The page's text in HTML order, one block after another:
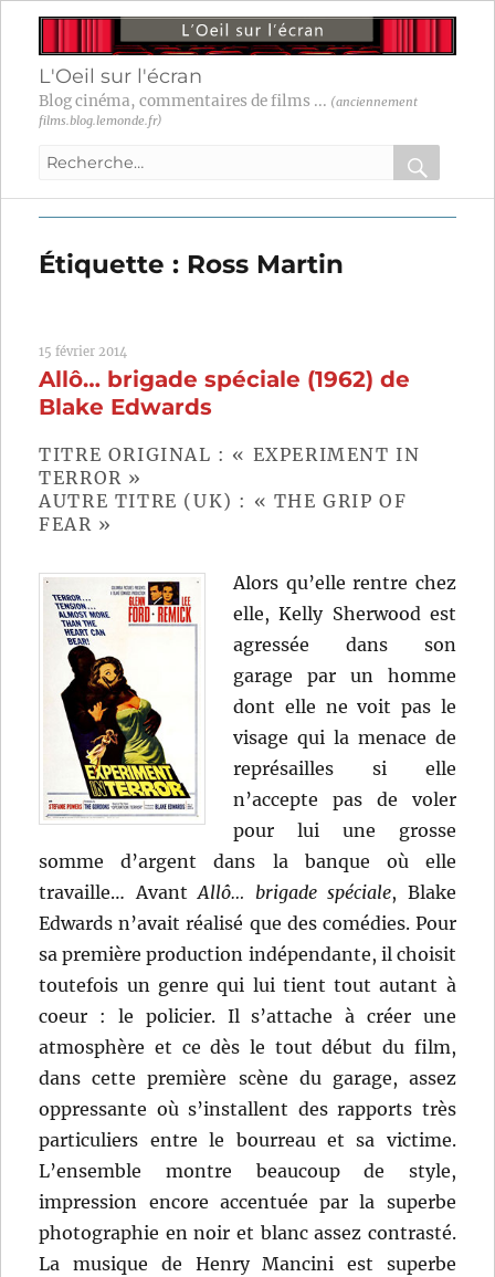
L'Oeil sur l'écran
Blog cinéma, commentaires de films ... (anciennement
films.blog.lemonde.fr)
Recherche
:
OK
Étiquette : Ross Martin
15 février 2014
Allô… brigade spéciale (1962) de
Blake Edwards
TITRE ORIGINAL : « EXPERIMENT IN
TERROR »
AUTRE TITRE (UK) : « THE GRIP OF
FEAR »
Alors qu’elle rentre chez
elle, Kelly Sherwood est
agressée dans son
garage par un homme
dont elle ne voit pas le
visage qui la menace de
représailles si elle
n’accepte pas de voler
pour lui une grosse
somme d’argent dans la banque où elle
travaille… AvantAllô… brigade spéciale, Blake
Edwards n’avait réalisé que des comédies. Pour
sa première production indépendante, il choisit
toutefois un genre qui lui tient tout autant à
coeur : le policier. Il s’attache à créer une
atmosphère et ce dès le tout début du film,
dans cette première scène du garage, assez
oppressante où s’installent des rapports très
particuliers entre le bourreau et sa victime.
L’ensemble montre beaucoup de style,
impression encore accentuée par la superbe
photographie en noir et blanc assez contrasté.
La musique de Henry Mancini est superbe